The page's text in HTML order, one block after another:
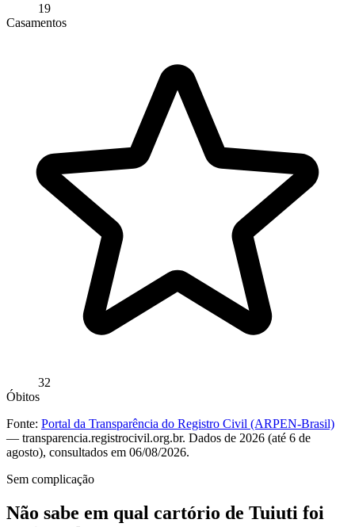
19
Casamentos
32
Óbitos
Fonte: Portal da Transparência do Registro Civil (ARPEN-Brasil)
— transparencia.registrocivil.org.br. Dados de 2026 (até 6 de
agosto), consultados em 06/08/2026.
Sem complicação
Não sabe em qual cartório de Tuiuti foi